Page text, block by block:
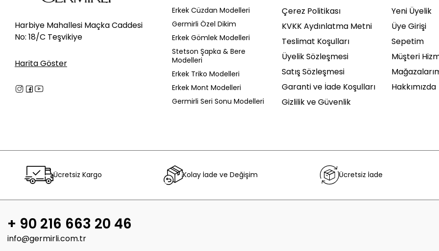
Harbiye Mahallesi Maçka Caddesi
No: 18/C Teşvikiye
Harita Göster
Erkek Cüzdan Modelleri
Germirli Özel Dikim
Erkek Gömlek Modelleri
Stetson Şapka & Bere
Modelleri
Erkek Triko Modelleri
Erkek Mont Modelleri
Germirli Seri Sonu Modelleri
Çerez Politikası
KVKK Aydınlatma Metni
Teslimat Koşulları
Üyelik Sözleşmesi
Satış Sözleşmesi
Garanti ve İade Koşulları
Gizlilik ve Güvenlik
Yeni Üyelik
Üye Girişi
Sepetim
Müşteri
Hakkımızda
Ücretsiz Kargo Kolay İade ve Değişim Ücretsiz İade
+ 90 216 663 20 46
info@germirli.com.tr